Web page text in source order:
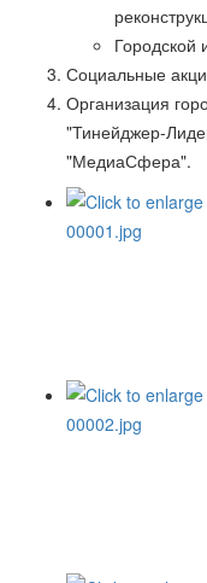
Городской
Социальные
Организация
"Тинейджер-
"МедиаСфера".